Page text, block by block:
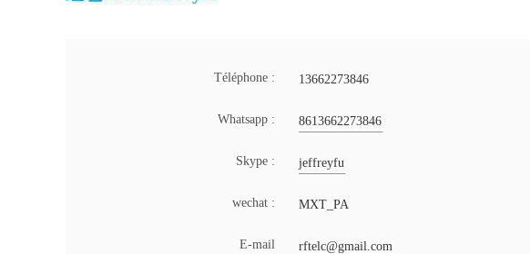
Téléphone : 13662273846
Whatsapp : 8613662273846
Skype : jeffreyfu
wechat : MXT_PA
E-mail rftelc@gmail.com